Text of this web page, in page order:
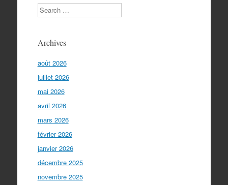
Search
Archives
août 2026
juillet 2026
mai 2026
avril 2026
mars 2026
février 2026
janvier 2026
décembre 2025
novembre 2025